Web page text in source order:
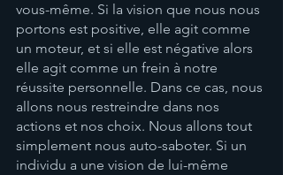
vous-même. Si la vision que nous nous
portons est positive, elle agit comme
un moteur, et si elle est négative alors
elle agit comme un frein à notre
réussite personnelle. Dans ce cas, nous
allons nous restreindre dans nos
actions et nos choix. Nous allons tout
simplement nous auto-saboter. Si un
individu a une vision de lui-même